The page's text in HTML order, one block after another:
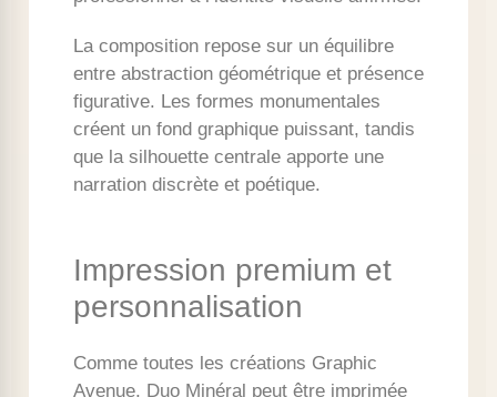
La composition repose sur un équilibre
entre abstraction géométrique et présence
figurative. Les formes monumentales
créent un fond graphique puissant, tandis
que la silhouette centrale apporte une
narration discrète et poétique.
Impression premium et
personnalisation
Comme toutes les créations Graphic
Avenue, Duo Minéral peut être imprimée